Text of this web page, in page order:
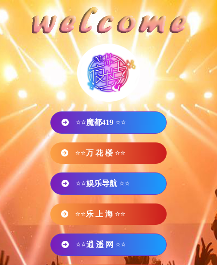
⭐⭐魔都419 ⭐⭐
⭐⭐万 花 楼 ⭐⭐
⭐⭐娱乐导航 ⭐⭐
⭐⭐乐 上 海 ⭐⭐
⭐⭐逍 遥 网 ⭐⭐